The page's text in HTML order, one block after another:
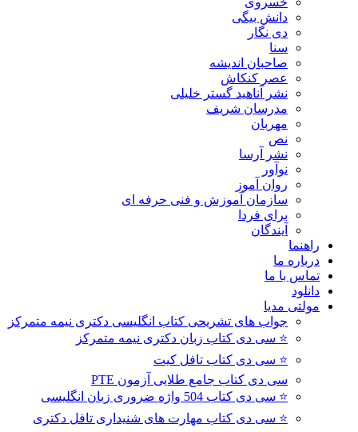
دانش بیگی
دی نگار
سنا
صاحبان اندیشه
عصر کنکاش
نشر آناهید گستر خلیلی
مدرسان شریف
مهربان
نص
نشر آرسا
نوآور
روان آموز
سازمان آموزش و فنی حرفه ای
برای فردا
آیندگان
راهنما
درباره ما
تماس با ما
دانلود
مولتی مدیا
جواب های تشریحی کتاب انگلیسی دکتری نیمه متمرکز
⭐ سی دی کتاب زبان دکتری نیمه متمرکز
⭐ سی دی کتاب تافل کیت
سی دی کتاب جامع طلایی آزمون PTE
⭐ سی دی کتاب 504 واژه ضروری زبان انگلیسی
⭐ سی دی کتاب مهارت های شنیداری تافل دکتری